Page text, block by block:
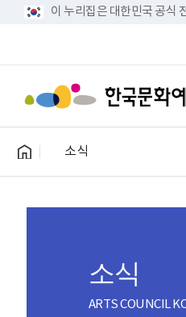
이 누리집은 대한민국 공식
소식
소식
ARTS COUNCIL